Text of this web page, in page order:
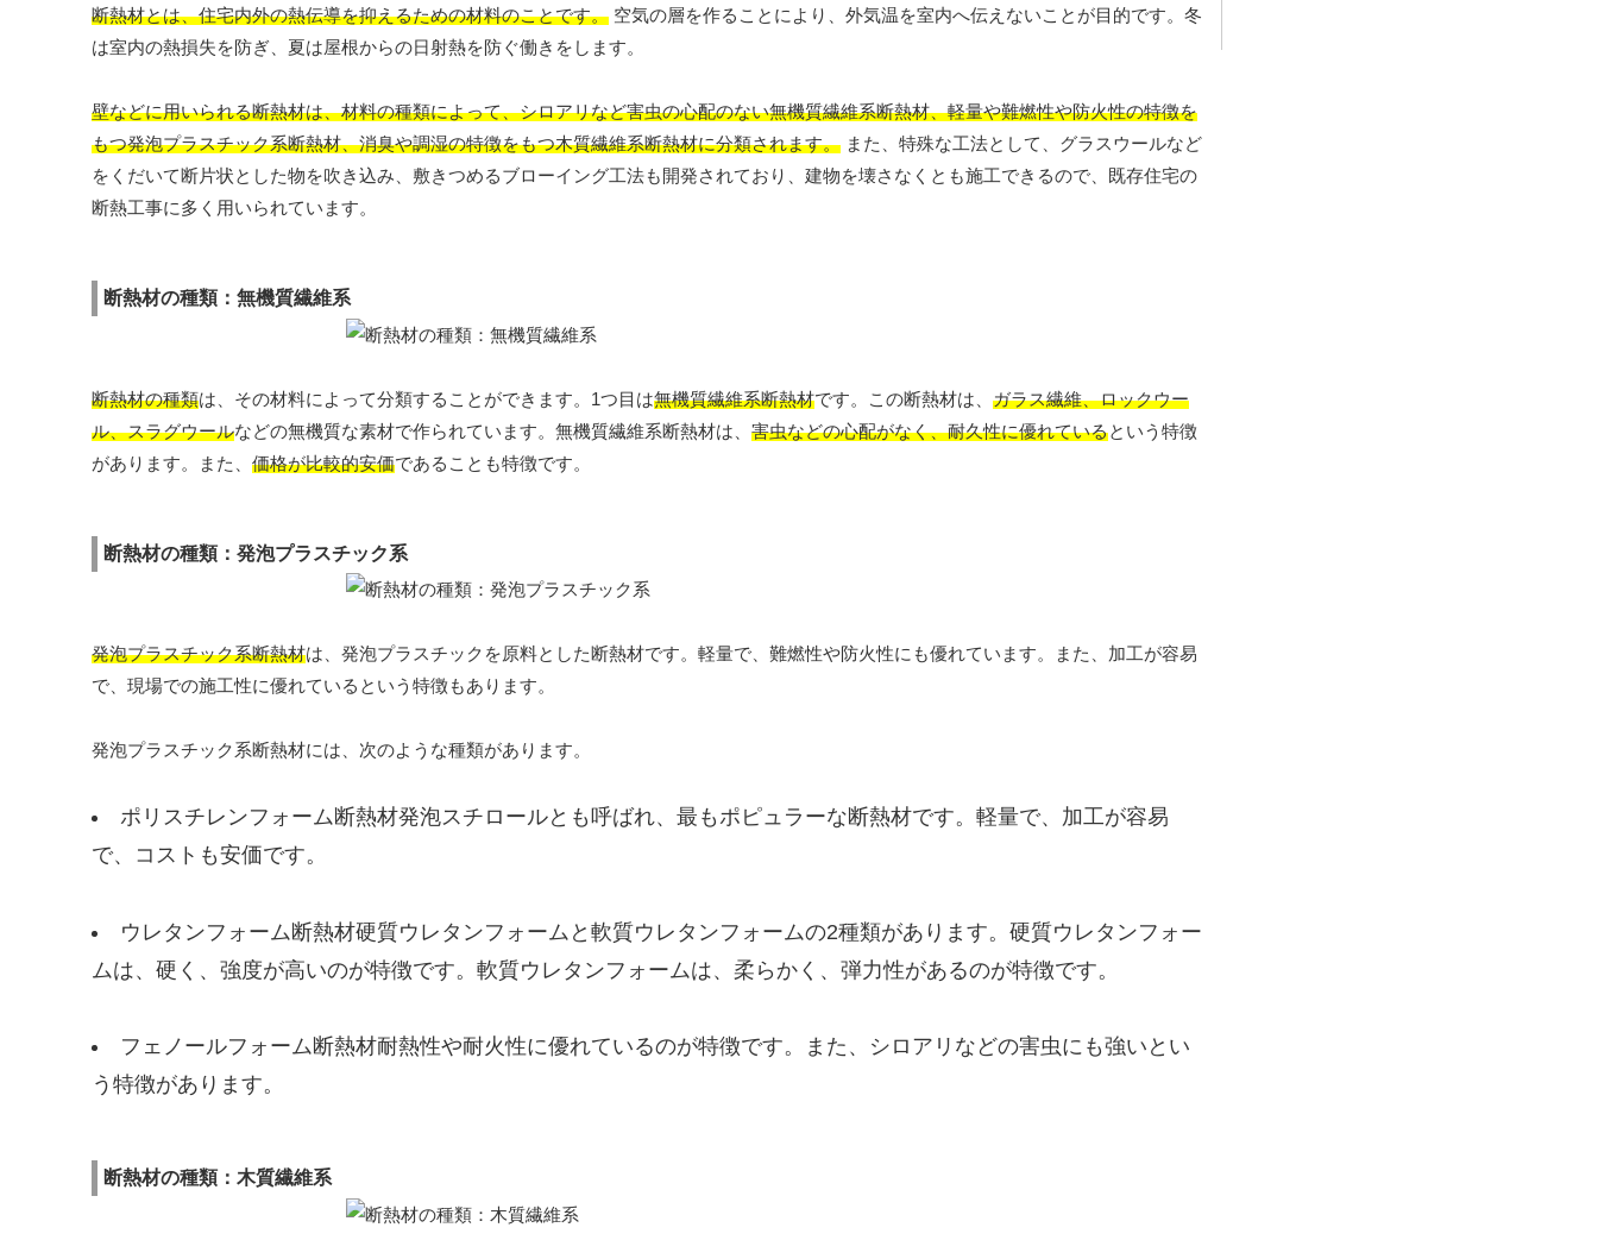
断熱材とは、住宅内外の熱伝導を抑えるための材料のことです。 空気の層を作ることにより、外気温を室内へ伝えないことが目的です。冬
は室内の熱損失を防ぎ、夏は屋根からの日射熱を防ぐ働きをします。
壁などに用いられる断熱材は、材料の種類によって、シロアリなど害虫の心配のない無機質繊維系断熱材、軽量や難燃性や防火性の特徴を
もつ発泡プラスチック系断熱材、消臭や調湿の特徴をもつ木質繊維系断熱材に分類されます。 また、特殊な工法として、グラスウールなど
をくだいて断片状とした物を吹き込み、敷きつめるブローイング工法も開発されており、建物を壊さなくとも施工できるので、既存住宅の
断熱工事に多く用いられています。
断熱材の種類：無機質繊維系
断熱材の種類は、その材料によって分類することができます。1つ目は無機質繊維系断熱材です。この断熱材は、 ガラス繊維、ロックウー
ル、スラグウールなどの無機質な素材で作られています。無機質繊維系断熱材は、 害虫などの心配がなく、耐久性に優れているという特徴
があります。また、 価格が比較的安価であることも特徴です。
断熱材の種類：発泡プラスチック系
発泡プラスチック系断熱材は、発泡プラスチックを原料とした断熱材です。軽量で、難燃性や防火性にも優れています。また、加工が容易
で、現場での施工性に優れているという特徴もあります。
発泡プラスチック系断熱材には、次のような種類があります。
ポリスチレンフォーム断熱材発泡スチロールとも呼ばれ、最もポピュラーな断熱材です。軽量で、加工が容易
で、コストも安価です。
ウレタンフォーム断熱材硬質ウレタンフォームと軟質ウレタンフォームの2種類があります。硬質ウレタンフォー
ムは、硬く、強度が高いのが特徴です。軟質ウレタンフォームは、柔らかく、弾力性があるのが特徴です。
フェノールフォーム断熱材耐熱性や耐火性に優れているのが特徴です。また、シロアリなどの害虫にも強いとい
う特徴があります。
断熱材の種類：木質繊維系